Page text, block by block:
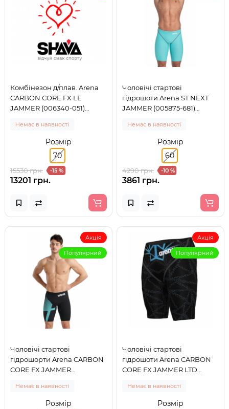
Комбінезон д/плав. Arena
CARBON CORE FX LE
JAMMER (006340-051)
Немає в наявності
Розмір
70
15530 грн. -15 %
13201 грн.
Чоловічі стартові
гідрошоти Arena ST NEXT
JAMMER (005875-681)
Немає в наявності
Розмір
60
4290 грн. -10 %
3861 грн.
Акція
Популярний
Чоловічі стартові
гідрошорти Arena CARBON
CORE FX JAMMER
розмір 70
Немає в наявності
Розмір
Акція
Популярний
Чоловічі стартові
гідрошоти Arena CARBON
CORE FX JAMMER LTD
Немає в наявності
Розмір